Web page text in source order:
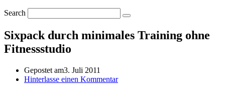
Search
Sixpack durch minimales Training ohne
Fitnessstudio
Gepostet am3. Juli 2011
Hinterlasse einen Kommentar